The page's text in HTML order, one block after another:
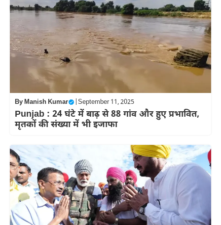
ByManish Kumar September 11, 2025
Punjab : 24 घंटे में बाढ़ से 88 गांव और हुए प्रभावित,
मृतकों की संख्या में भी इजाफा